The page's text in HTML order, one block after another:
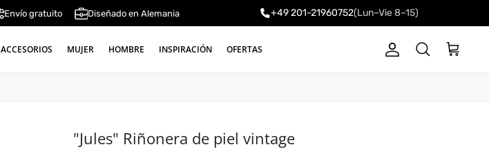
Envío gratuito Diseñado en Alemania +49 201-21960752(Lun–Vie 8–15)
ACCESORIOS MUJER HOMBRE INSPIRACIÓN OFERTAS CuentaBuscar Carrito
"Jules" Riñonera de piel vintage